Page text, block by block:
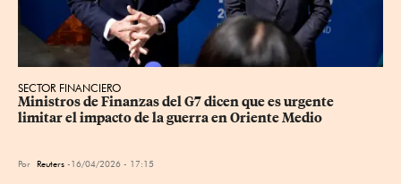
SECTOR FINANCIERO
Ministros de Finanzas del G7 dicen que es urgente
limitar el impacto de la guerra en Oriente Medio
Por Reuters 16/04/2026 - 17:15